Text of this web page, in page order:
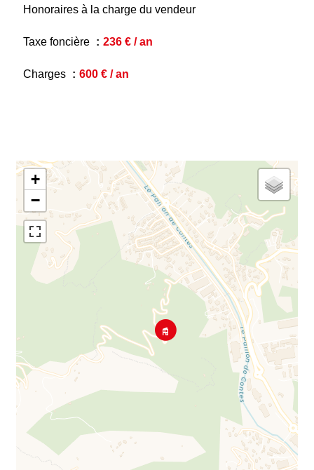
Honoraires à la charge du vendeur
Taxe foncière 236 € / an
Charges 600 € / an
+
−